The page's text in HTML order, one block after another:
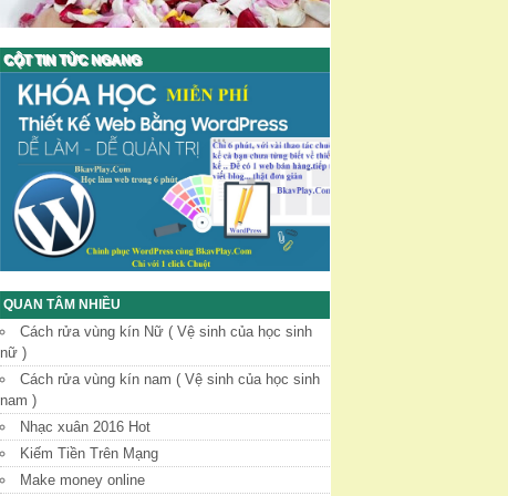
CỘT TIN TỨC NGANG
QUAN TÂM NHIỀU
Cách rửa vùng kín Nữ ( Vệ sinh của học sinh
nữ )
Cách rửa vùng kín nam ( Vệ sinh của học sinh
nam )
Nhạc xuân 2016 Hot
Kiếm Tiền Trên Mạng
Make money online